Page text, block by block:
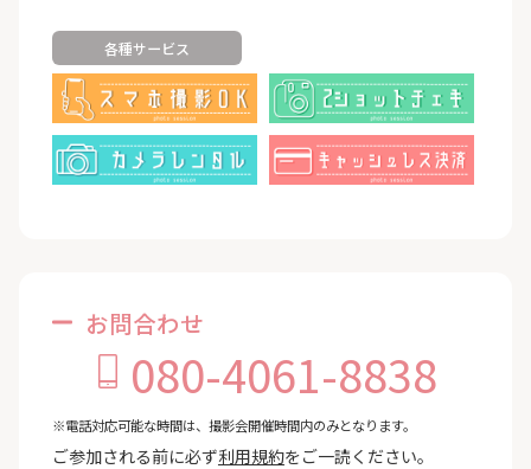
各種サービス
お問合わせ
080-4061-8838
※電話対応可能な時間は、撮影会開催時間内のみとなります。
ご参加される前に必ず利用規約をご一読ください。